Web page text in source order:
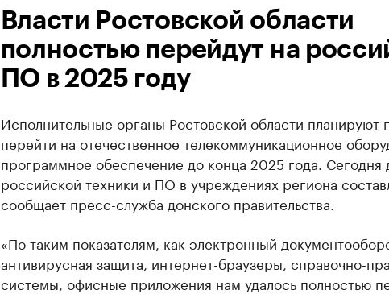
Власти Ростовской области
полностью перейдут на
ПО в 2025 году
Исполнительные органы Ростовской области планируют
перейти на отечественное телекоммуникационное
программное обеспечение до конца 2025 года. Сегодня
российской техники и ПО в учреждениях региона
сообщает пресс-служба донского правительства.
«По таким показателям, как электронный
антивирусная защита, интернет-браузеры, справочно-
системы, офисные приложения нам удалось полностью